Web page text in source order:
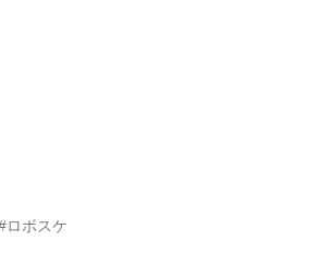
ロボスケ